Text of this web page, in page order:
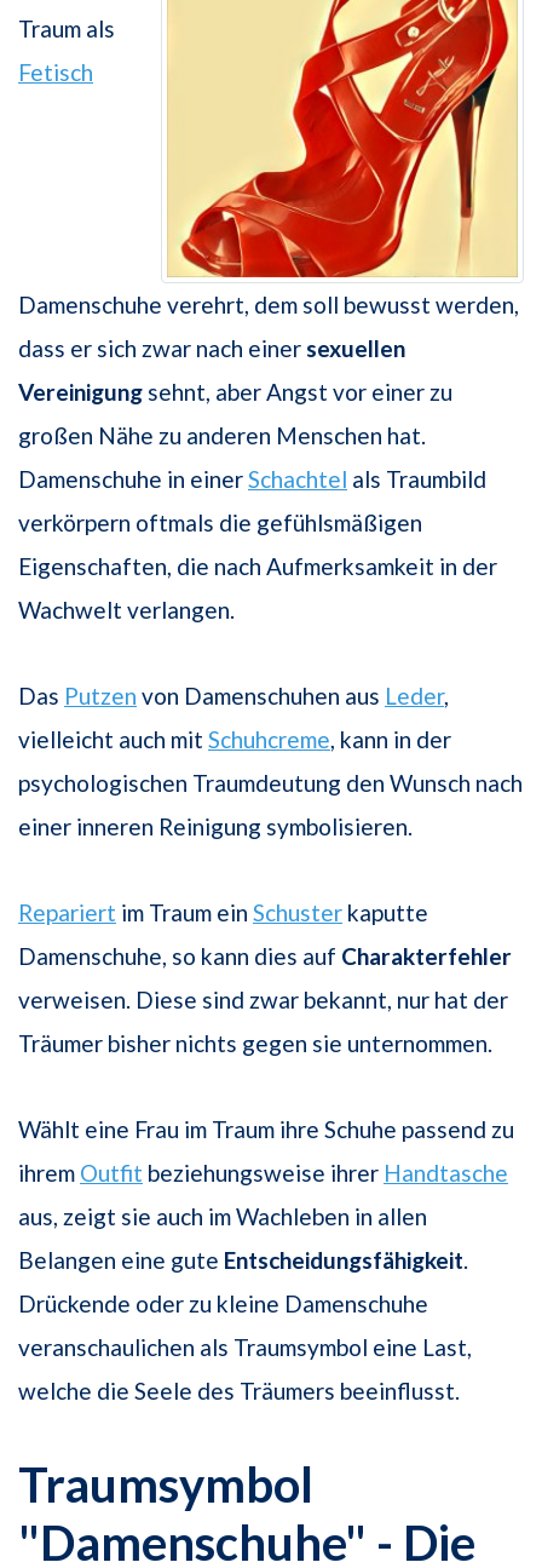
Traum als
Fetisch
Damenschuhe verehrt, dem soll bewusst werden,
dass er sich zwar nach einer sexuellen
Vereinigung sehnt, aber Angst vor einer zu
großen Nähe zu anderen Menschen hat.
Damenschuhe in einerSchachtel als Traumbild
verkörpern oftmals die gefühlsmäßigen
Eigenschaften, die nach Aufmerksamkeit in der
Wachwelt verlangen.
Das Putzen von Damenschuhen aus Leder,
vielleicht auch mit Schuhcreme , kann in der
psychologischen Traumdeutung den Wunsch nach
einer inneren Reinigung symbolisieren.
Repariert im Traum ein Schuster kaputte
Damenschuhe, so kann dies auf Charakterfehler
verweisen. Diese sind zwar bekannt, nur hat der
Träumer bisher nichts gegen sie unternommen.
Wählt eine Frau im Traum ihre Schuhe passend zu
ihrem Outfit beziehungsweise ihrer Handtasche
aus, zeigt sie auch im Wachleben in allen
Belangen eine gute Entscheidungsfähigkeit
Drückende oder zu kleine Damenschuhe
veranschaulichen als Traumsymbol eine Last,
welche die Seele des Träumers beeinflusst.
Traumsymbol
"Damenschuhe" - Die